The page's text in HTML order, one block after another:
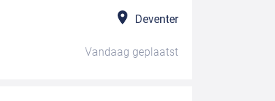
Deventer
Vandaag geplaatst